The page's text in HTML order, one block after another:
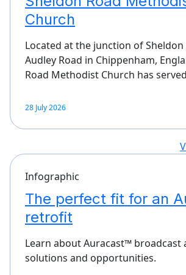
Church
Located at the junction of Sheldon
Audley Road in Chippenham,
Road Methodist Church has
28 July 2026
Infographic
The perfect fit for an
retrofit
Learn about Auracast™
solutions and opportunities.